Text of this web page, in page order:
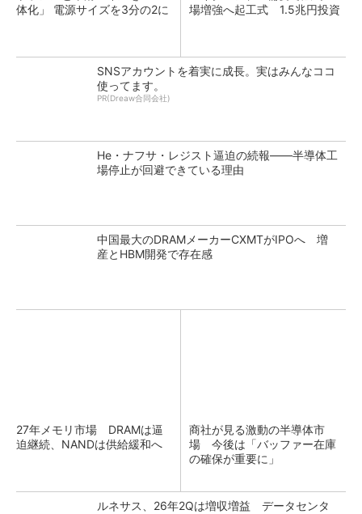
体化」 電源サイズを3分の2に
場増強へ起工式 1.5兆円投資
SNSアカウントを着実に成長。実はみんなココ
使ってます。
PR(Dreaw合同会社)
He・ナフサ・レジスト逼迫の続報――半導体工
場停止が回避できている理由
中国最大のDRAMメーカーCXMTがIPOへ 増
産とHBM開発で存在感
27年メモリ市場 DRAMは逼
迫継続、NANDは供給緩和へ
商社が見る激動の半導体市
場 今後は「バッファー在庫
の確保が重要に」
ルネサス、26年2Qは増収増益 データセンタ